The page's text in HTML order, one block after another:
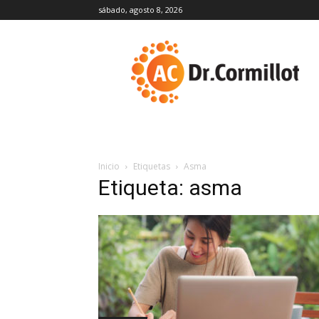
sábado, agosto 8, 2026
Inicio Etiquetas Asma
Etiqueta: asma